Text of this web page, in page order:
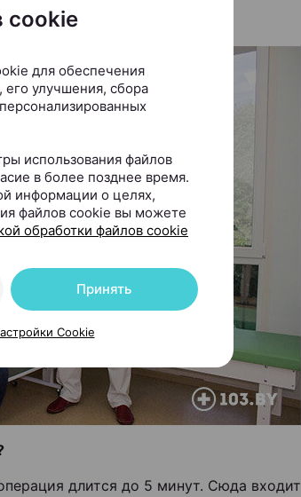
бывают разные случаи.
длится до 5 минут. Сюда входит
cookie
для обеспечения
его улучшения, сбора
использования файлов
в более позднее время.
информации о целях,
файлов cookie вы можете
обработки файлов cookie
Принять
Cookie